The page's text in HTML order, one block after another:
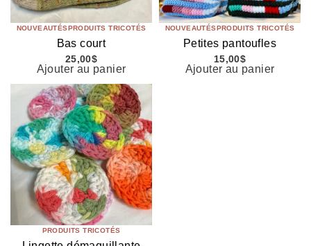
NOUVEAUTÉSPRODUITS TRICOTÉS
Bas court
25,00$
Ajouter au panier
NOUVEAUTÉSPRODUITS TRICOTÉS
Petites pantoufles
15,00$
Ajouter au panier
PRODUITS TRICOTÉS